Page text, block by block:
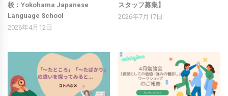
校：Yokohama Japanese
Language School
2026年4月12日
スタッフ募集】
2026年7月17日